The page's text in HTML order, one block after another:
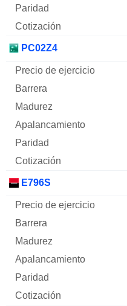
PC02Z4
E796S